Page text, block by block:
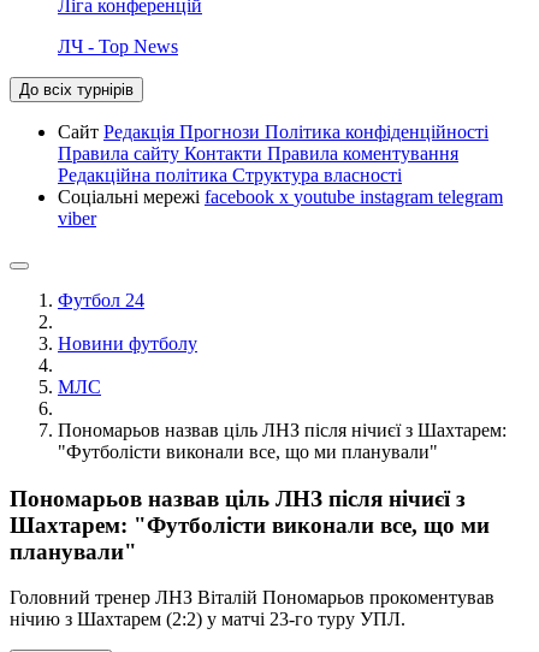
Ліга конференцій
ЛЧ - Top News
До всіх турнірів
Сайт Редакція Прогнози Політика конфіденційності
Правила сайту Контакти Правила коментування
Редакційна політика Структура власності
Соціальні мережі facebook x youtube instagram telegram
viber
Футбол 24
Новини футболу
МЛС
Пономарьов назвав ціль ЛНЗ після нічиєї з Шахтарем:
"Футболісти виконали все, що ми планували"
Пономарьов назвав ціль ЛНЗ після нічиєї з
Шахтарем: "Футболісти виконали все, що ми
планували"
Головний тренер ЛНЗ Віталій Пономарьов прокоментував
нічию з Шахтарем (2:2) у матчі 23-го туру УПЛ.